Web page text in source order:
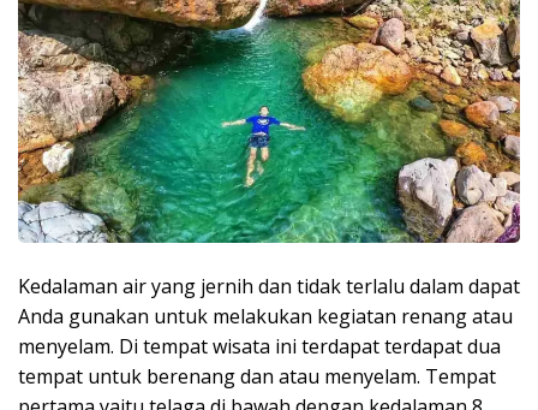
Kedalaman air yang jernih dan tidak terlalu dalam dapat
Anda gunakan untuk melakukan kegiatan renang atau
menyelam. Di tempat wisata ini terdapat terdapat dua
tempat untuk berenang dan atau menyelam. Tempat